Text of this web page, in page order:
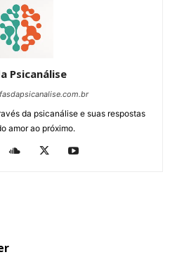
Psicanálise
da psicanálise e suas respostas
amor ao próximo.